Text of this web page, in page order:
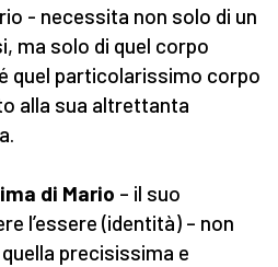
- necessita non solo di un
ma solo di quel corpo
quel particolarissimo corpo
alla sua altrettanta
di Mario – il suo
l’essere (identità) – non
precisissima e